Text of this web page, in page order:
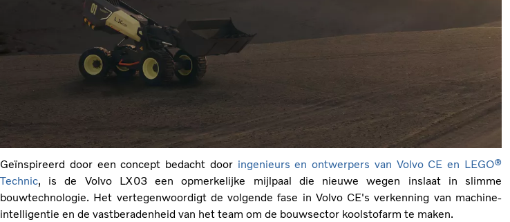
Geïnspireerd door een concept bedacht door ingenieurs en ontwerpers van Volvo CE en LEGO®
Technic, is de Volvo LX03 een opmerkelijke mijlpaal die nieuwe wegen inslaat in slimme
bouwtechnologie. Het vertegenwoordigt de volgende fase in Volvo CE's verkenning van machine-
intelligentie en de vastberadenheid van het team om de bouwsector koolstofarm te maken.